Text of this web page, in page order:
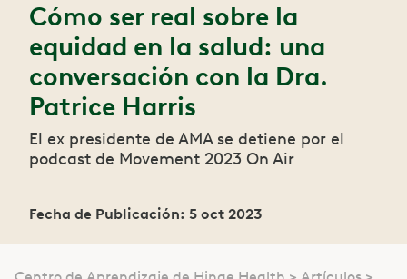
Cómo ser real sobre la
equidad en la salud: una
conversación con la Dra.
Patrice Harris
El ex presidente de AMA se detiene por el
podcast de Movement 2023 On Air
Fecha de Publicación: 5 oct 2023